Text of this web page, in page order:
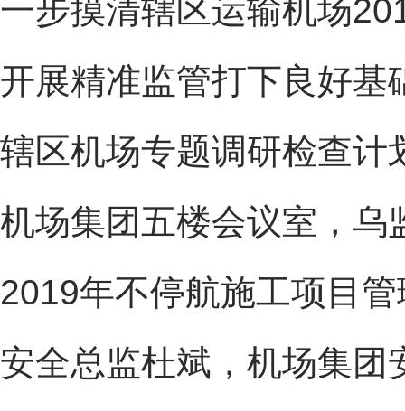
一步摸清辖区运输机场
开展精准监管打下良好
辖区机场专题调研检查
机场集团五楼会议室，乌
2019年不停航施工项目
安全总监杜斌，机场集团